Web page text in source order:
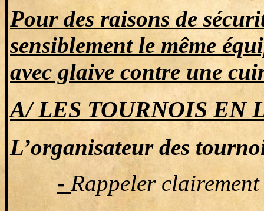
Pour des raisons de
sensiblement le même
avec glaive contre une
A/ LES TOURNOIS EN
L’organisateur des
-Rappeler